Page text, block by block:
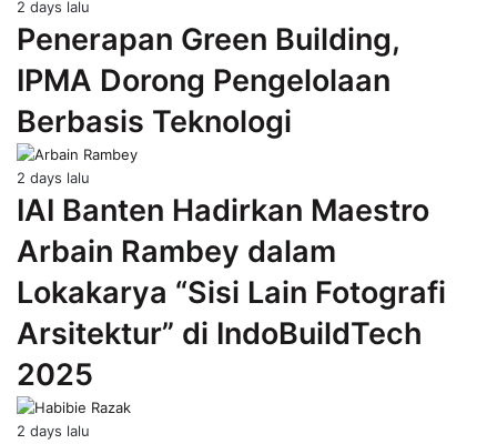
2 days lalu
Penerapan Green Building,
IPMA Dorong Pengelolaan
Berbasis Teknologi
2 days lalu
IAI Banten Hadirkan Maestro
Arbain Rambey dalam
Lokakarya “Sisi Lain Fotografi
Arsitektur” di IndoBuildTech
2025
2 days lalu